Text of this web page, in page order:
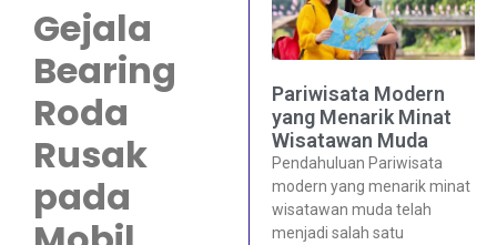
Gejala
Bearing
Roda
Rusak
pada
Pariwisata Modern
yang Menarik Minat
Wisatawan Muda
Pendahuluan Pariwisata
modern yang menarik minat
wisatawan muda telah
menjadi salah satu